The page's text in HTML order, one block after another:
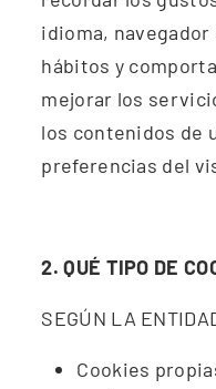
idioma,
hábitos y
mejorar los
los contenidos de
preferencias del
2. QUÉ TIPO DE
SEGÚN LA
Cookies